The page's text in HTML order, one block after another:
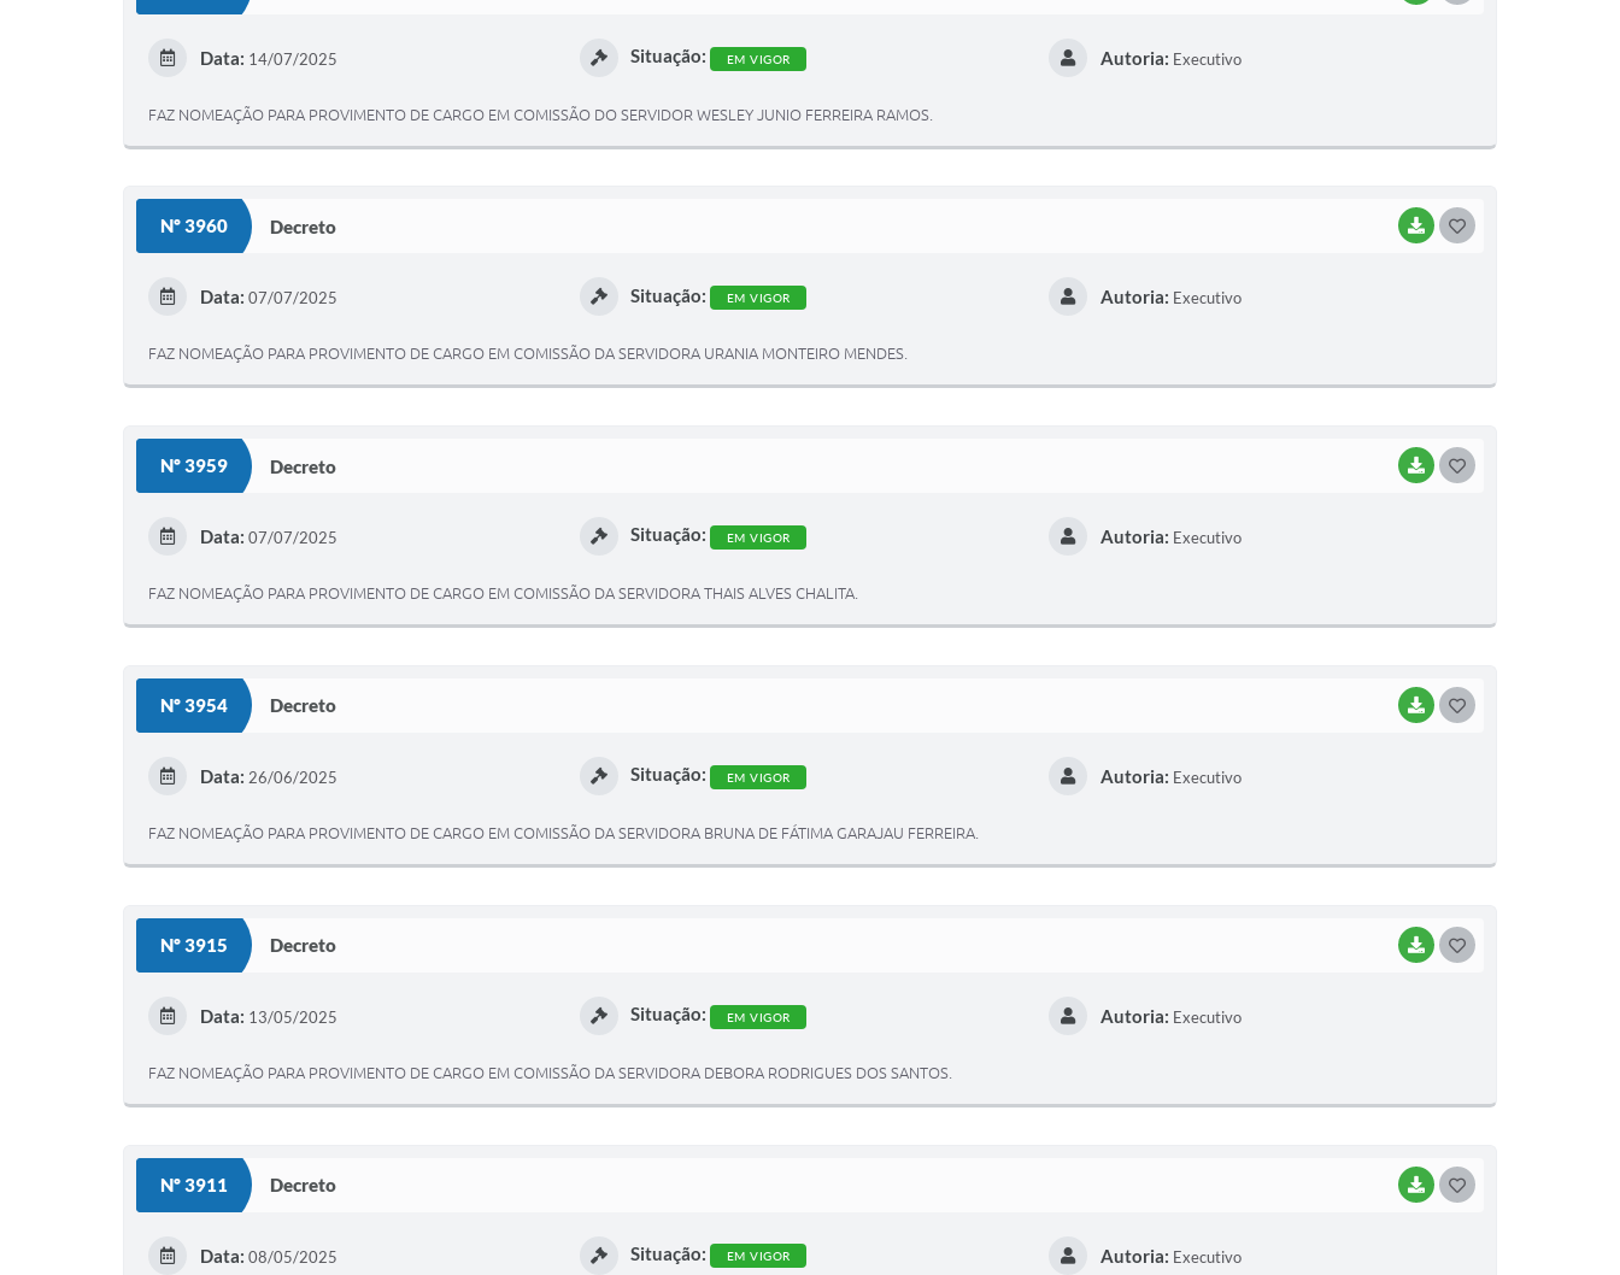
Data: 14/07/2025 Situação: EM VIGOR Autoria: Executivo
FAZ NOMEAÇÃO PARA PROVIMENTO DE CARGO EM COMISSÃO DO SERVIDOR WESLEY JUNIO FERREIRA RAMOS.
Nº 3960 Decreto BAIXAR
Data: 07/07/2025 Situação: EM VIGOR Autoria: Executivo
FAZ NOMEAÇÃO PARA PROVIMENTO DE CARGO EM COMISSÃO DA SERVIDORA URANIA MONTEIRO MENDES.
Nº 3959 Decreto BAIXAR
Data: 07/07/2025 Situação: EM VIGOR Autoria: Executivo
FAZ NOMEAÇÃO PARA PROVIMENTO DE CARGO EM COMISSÃO DA SERVIDORA THAIS ALVES CHALITA.
Nº 3954 Decreto BAIXAR
Data: 26/06/2025 Situação: EM VIGOR Autoria: Executivo
FAZ NOMEAÇÃO PARA PROVIMENTO DE CARGO EM COMISSÃO DA SERVIDORA BRUNA DE FÁTIMA GARAJAU FERREIRA.
Nº 3915 Decreto BAIXAR
Data: 13/05/2025 Situação: EM VIGOR Autoria: Executivo
FAZ NOMEAÇÃO PARA PROVIMENTO DE CARGO EM COMISSÃO DA SERVIDORA DEBORA RODRIGUES DOS SANTOS.
Nº 3911 Decreto BAIXAR
Data: 08/05/2025 Situação: EM VIGOR Autoria: Executivo